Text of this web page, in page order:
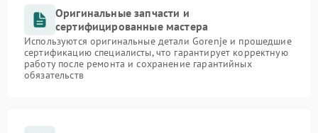
Оригинальные запчасти и
сертифицированные мастера
Используются оригинальные детали Gorenje и прошедшие
сертификацию специалисты, что гарантирует корректную
работу после ремонта и сохранение гарантийных
обязательств